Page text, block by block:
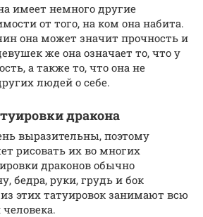
имеет немного другие
от того, на ком она набита.
она может значит прочность и
же она означает то, что у
а также то, что она не
людей о себе.
дракона
выразительны, поэтому
рисовать их во многих
драконов обычно
бедра, руки, грудь и бок
этих татуировок занимают всю